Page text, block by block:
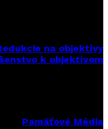
na objektívy
k objektívom
Pamäťové Média